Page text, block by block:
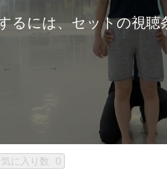
るには、セットの視聴
に入り数 0